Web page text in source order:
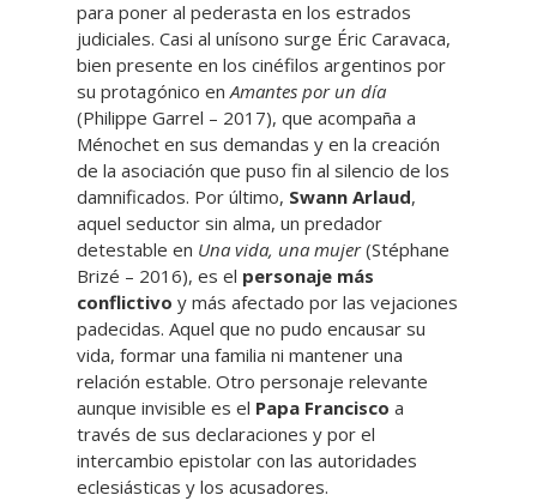
para poner al pederasta en los estrados
judiciales. Casi al unísono surge Éric Caravaca,
bien presente en los cinéfilos argentinos por
su protagónico enAmantes por un día
(Philippe Garrel – 2017), que acompaña a
Ménochet en sus demandas y en la creación
de la asociación que puso fin al silencio de los
damnificados. Por último, Swann Arlaud,
aquel seductor sin alma, un predador
detestable en Una vida, una mujer(Stéphane
Brizé – 2016), es el personaje más
conflictivo y más afectado por las vejaciones
padecidas. Aquel que no pudo encausar su
vida, formar una familia ni mantener una
relación estable. Otro personaje relevante
aunque invisible es el Papa Francisco a
través de sus declaraciones y por el
intercambio epistolar con las autoridades
eclesiásticas y los acusadores.